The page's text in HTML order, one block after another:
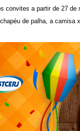
convites a partir de 27 de
de palha, a camisa